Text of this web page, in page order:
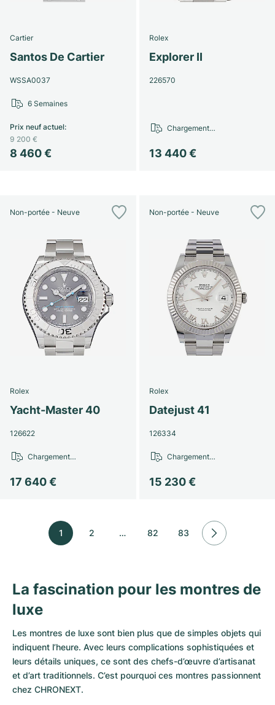
Cartier
Santos De Cartier
WSSA0037
8 460 €
Prix neuf actuel:
9 200 €
6 Semaines
Rolex
Explorer II
226570
13 440 €
Chargement…
Non-portée - Neuve
Rolex
Yacht-Master 40
126622
17 640 €
Chargement…
Non-portée - Neuve
Rolex
Datejust 41
126334
15 230 €
Chargement…
1 2 … 82 83
La fascination pour les montres de
luxe
Les montres de luxe sont bien plus que de simples objets qui
indiquent l’heure. Avec leurs complications sophistiquées et
leurs détails uniques, ce sont des chefs-d’œuvre d’artisanat
et d’art traditionnels. C’est pourquoi ces montres passionnent
chez CHRONEXT.